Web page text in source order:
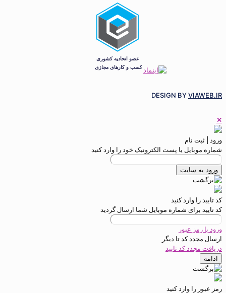
DESIGN BYVIAWEB.IR
✕
ورود | ثبت نام
شماره موبایل یا پست الکترونیک خود را وارد کنید
ورود به سایت
کد تایید را وارد کنید
کد تایید برای شماره موبایل شما ارسال گردید
ورود با رمز عبور
ارسال مجدد کد تا دیگر
دریافت مجدد کد تایید
ادامه
رمز عبور را وارد کنید